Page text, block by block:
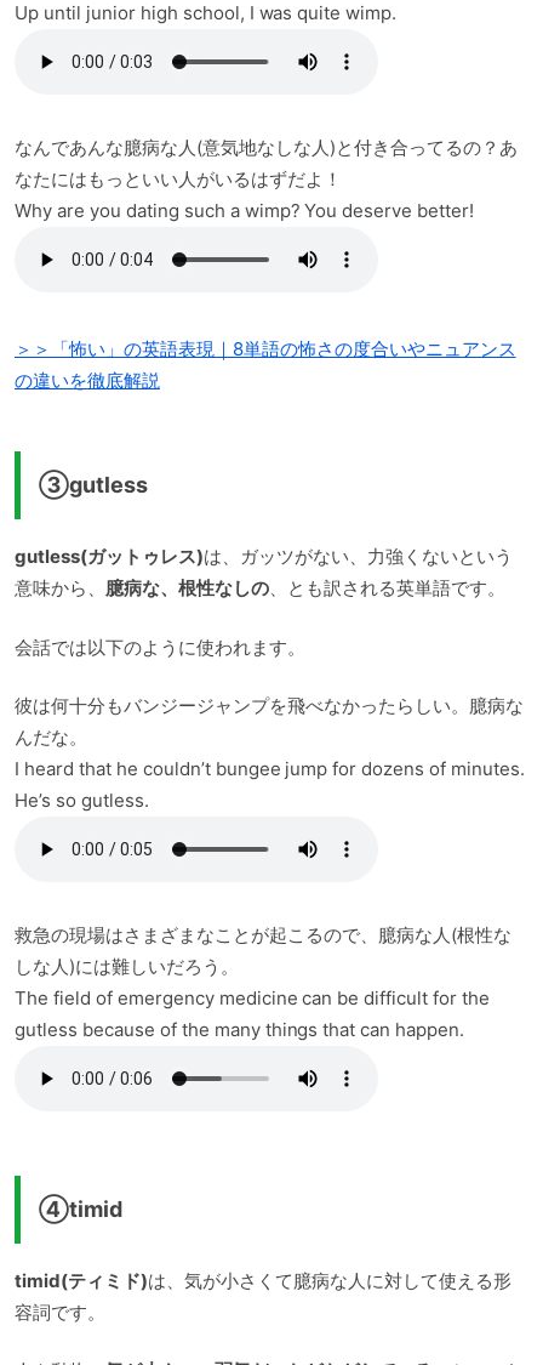
Up until junior high school, I was quite wimp.
なんであんな臆病な人(意気地なしな人)と付き合ってるの？あ
なたにはもっといい人がいるはずだよ！
Why are you dating such a wimp? You deserve better!
＞＞「怖い」の英語表現｜8単語の怖さの度合いやニュアンス
の違いを徹底解説
③gutless
gutless(ガットゥレス)は、ガッツがない、力強くないという
意味から、 臆病な、根性なしの、とも訳される英単語です。
会話では以下のように使われます。
彼は何十分もバンジージャンプを飛べなかったらしい。臆病な
んだな。
I heard that he couldn’t bungee jump for dozens of minutes.
He’s so gutless.
救急の現場はさまざまなことが起こるので、臆病な人(根性な
しな人)には難しいだろう。
The field of emergency medicine can be difficult for the
gutless because of the many things that can happen.
④timid
timid(ティミド)は、気が小さくて臆病な人に対して使える形
容詞です。